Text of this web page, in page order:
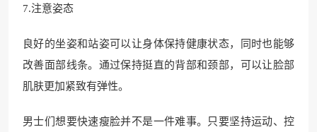
7.注意姿态
良好的坐姿和站姿可以让身体保持健康状态，同时也能够
改善面部线条。通过保持挺直的背部和颈部，可以让脸部
肌肤更加紧致有弹性。
男士们想要快速瘦脸并不是一件难事。只要坚持运动、控